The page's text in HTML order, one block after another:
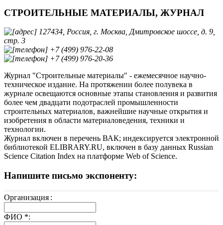
СТРОИТЕЛЬНЫЕ МАТЕРИАЛЫ, ЖУРНАЛ
127434, Россия, г. Москва, Дмитровское шоссе, д. 9,
стр. 3
+7 (499) 976-22-08
+7 (499) 976-20-36
Журнал "Строительные материалы" - ежемесячное научно-
техническое издание. На протяжении более полувека в
журнале освещаются основные этапы становления и развития
более чем двадцати подотраслей промышленности
строительных материалов, важнейшие научные открытия и
изобретения в области материаловедения, техники и
технологии.
Журнал включен в перечень ВАК; индексируется электронной
библиотекой ELIBRARY.RU, включен в базу данных Russian
Science Citation Index на платформе Web of Science.
Напишите письмо экспоненту:
Организация :
ФИО *: